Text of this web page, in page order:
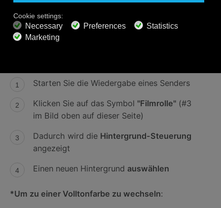
Starten Sie die Wiedergabe eines Senders
Klicken Sie auf das Symbol "Filmrolle"(#3
im Bild oben auf dieser Seite)
Dadurch wird die Hintergrund-Steuerung
angezeigt
Einen neuen Hintergrund auswählen
*Um zu einer Volltonfarbe zu wechseln: